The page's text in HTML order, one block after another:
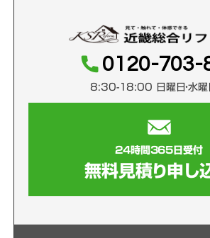
0120-703-
8:30-18:00 日曜日・水曜
24時間365日受付
無料見積り申し